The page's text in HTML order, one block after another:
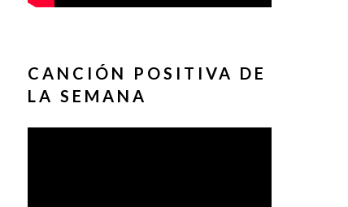
CANCIÓN POSITIVA DE
LA SEMANA